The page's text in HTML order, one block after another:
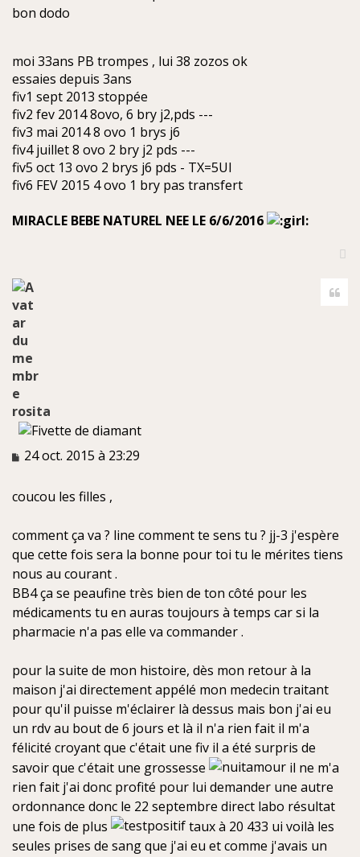
bon dodo
moi 33ans PB trompes , lui 38 zozos ok
essaies depuis 3ans
fiv1 sept 2013 stoppée
fiv2 fev 2014 8ovo, 6 bry j2,pds ---
fiv3 mai 2014 8 ovo 1 brys j6
fiv4 juillet 8 ovo 2 bry j2 pds ---
fiv5 oct 13 ovo 2 brys j6 pds - TX=5UI
fiv6 FEV 2015 4 ovo 1 bry pas transfert
MIRACLE BEBE NATUREL NEE LE 6/6/2016
rosita
M
s
g
e
n
o
n
l
u
24 oct. 2015 à 23:29
coucou les filles ,
comment ça va ? line comment te sens tu ? jj-3 j'espère
que cette fois sera la bonne pour toi tu le mérites tiens
nous au courant .
BB4 ça se peaufine très bien de ton côté pour les
médicaments tu en auras toujours à temps car si la
pharmacie n'a pas elle va commander .
pour la suite de mon histoire, dès mon retour à la
maison j'ai directement appélé mon medecin traitant
pour qu'il puisse m'éclairer là dessus mais bon j'ai eu
un rdv au bout de 6 jours et là il n'a rien fait il m'a
félicité croyant que c'était une fiv il a été surpris de
savoir que c'était une grossesse
il ne m'a
rien fait j'ai donc profité pour lui demander une autre
ordonnance donc le 22 septembre direct labo résultat
une fois de plus
taux à 20 433 ui voilà les
seules prises de sang que j'ai eu et comme j'avais un